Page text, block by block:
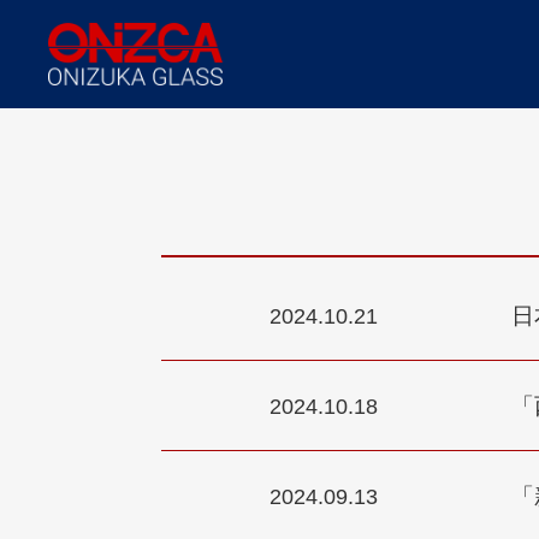
2024.10.21
2024.10.18
2024.09.13